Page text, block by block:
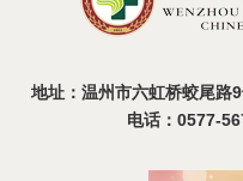
地址：温州市六虹桥蛟尾路
电话：0577-